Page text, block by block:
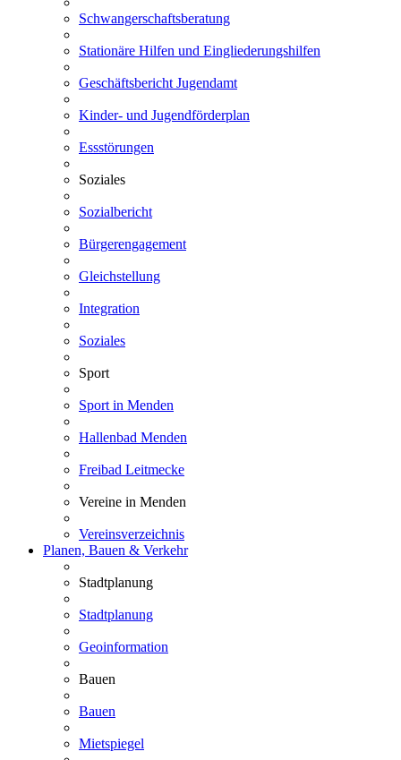
Schwangerschaftsberatung
Stationäre Hilfen und Eingliederungshilfen
Geschäftsbericht Jugendamt
Kinder- und Jugendförderplan
Essstörungen
Soziales
Sozialbericht
Bürgerengagement
Gleichstellung
Integration
Soziales
Sport
Sport in Menden
Hallenbad Menden
Freibad Leitmecke
Vereine in Menden
Vereinsverzeichnis
Planen, Bauen & Verkehr
Stadtplanung
Stadtplanung
Geoinformation
Bauen
Bauen
Mietspiegel